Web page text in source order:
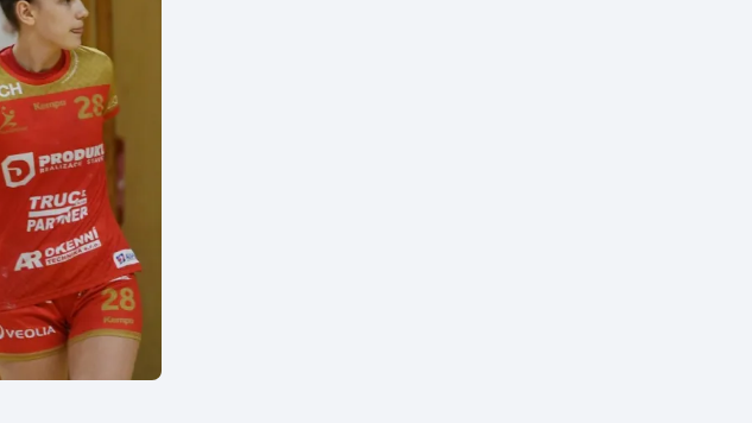
Triatlon
Veslování
Vodní slalom
Volejbal
Ostatní